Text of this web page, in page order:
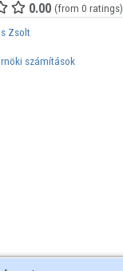
0.00 (from 0 ratings)
Zsolt
számítások